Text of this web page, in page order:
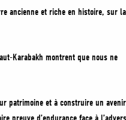
ancienne et riche en histoire, sur
Karabakh montrent que nous ne
patrimoine et à construire un avenir